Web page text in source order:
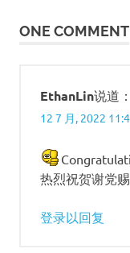
ONE COMMENT
EthanLin说道：
12 7 月, 2022
热烈祝贺谢党赐
登录以回复